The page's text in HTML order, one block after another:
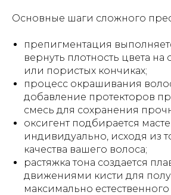
Основные шаги сложного
препигментация
вернуть плотность цвета на
или пористых кончиках;
процесс окрашивания
добавление протекторов
смесь для сохранения
оксигент подбирается
индивидуально, исходя из
качества вашего волоса;
растяжка тона создается
движениями кисти для
максимально